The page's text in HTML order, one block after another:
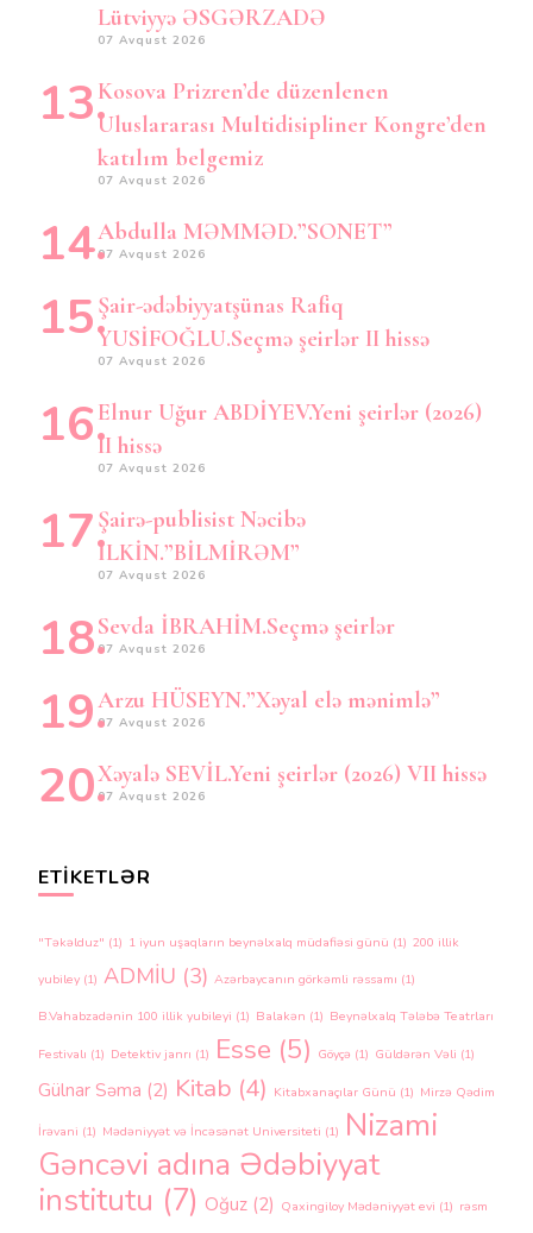
Lütviyyə ƏSGƏRZADƏ
07 Avqust 2026
Kosova Prizren’de düzenlenen
Uluslararası Multidisipliner Kongre’den
katılım belgemiz
07 Avqust 2026
Abdulla MƏMMƏD.”SONET”
07 Avqust 2026
Şair-ədəbiyyatşünas Rafiq
YUSİFOĞLU.Seçmə şeirlər II hissə
07 Avqust 2026
Elnur Uğur ABDİYEV.Yeni şeirlər (2026)
II hissə
07 Avqust 2026
Şairə-publisist Nəcibə
İLKİN.”BİLMİRƏM”
07 Avqust 2026
Sevda İBRAHİM.Seçmə şeirlər
07 Avqust 2026
Arzu HÜSEYN.”Xəyal elə mənimlə”
07 Avqust 2026
Xəyalə SEVİL.Yeni şeirlər (2026) VII hissə
07 Avqust 2026
ETIKETLƏR
"Təkəlduz" (1) 1 iyun uşaqların beynəlxalq müdafiəsi günü (1) 200 illik
yubiley (1) ADMİU (3) Azərbaycanın görkəmli rəssamı (1)
B.Vahabzadənin 100 illik yubileyi (1) Balakən (1) Beynəlxalq Tələbə Teatrları
Festivalı (1) Detektiv janrı (1) Esse (5) Göyçə (1) Güldərən Vəli (1)
Gülnar Səma (2) Kitab (4) Kitabxanaçılar Günü (1) Mirzə Qədim
İrəvani (1) Mədəniyyət və İncəsənət Universiteti (1) Nizami
Gəncəvi adına Ədəbiyyat
institutu (7) Oğuz (2) Qaxingiloy Mədəniyyət evi (1) rəsm